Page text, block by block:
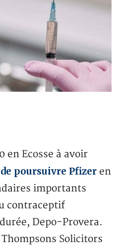
en Ecosse à avoir
poursuivre Pfizer en
importants
contraceptif
Depo-Provera.
Solicitors